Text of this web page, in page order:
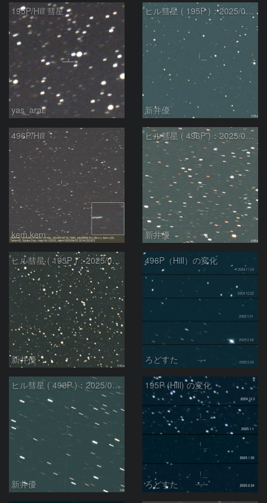
195P/Hill 彗星
yas_arai
ヒル彗星 ( 195P )：2025/04/04
新井優
496P/Hill
kem.kem
ヒル彗星 ( 496P )：2025/04/04
新井優
ヒル彗星 ( 195P )：2025/03/22
新井優
496P（Hill）の変化
ろどすた
ヒル彗星 ( 496P )：2025/02/27
新井優
195P (Hill) の変化
ろどすた